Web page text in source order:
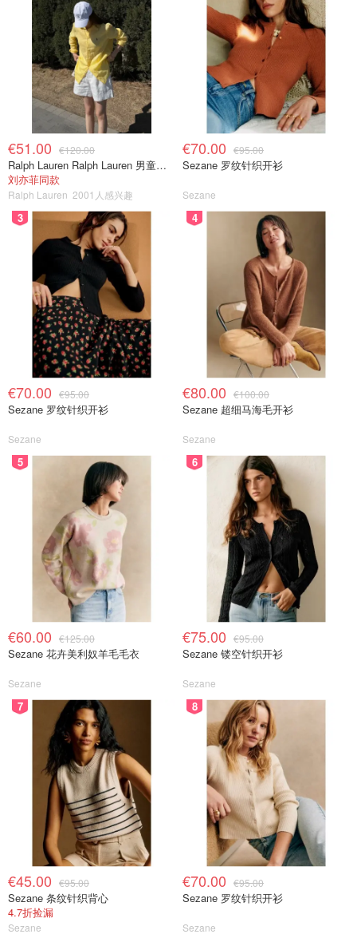
€51.00 €120.00
Ralph Lauren Ralph Lauren 男童亚麻衬衫
刘亦菲同款
Ralph Lauren 2001人感兴趣
€70.00 €95.00
Sezane 罗纹针织开衫
Sezane
3
€70.00 €95.00
Sezane 罗纹针织开衫
Sezane
4
€80.00 €100.00
Sezane 超细马海毛开衫
Sezane
5
€60.00 €125.00
Sezane 花卉美利奴羊毛毛衣
Sezane
6
€75.00 €95.00
Sezane 镂空针织开衫
Sezane
7
€45.00 €95.00
Sezane 条纹针织背心
4.7折捡漏
Sezane
8
€70.00 €95.00
Sezane 罗纹针织开衫
Sezane